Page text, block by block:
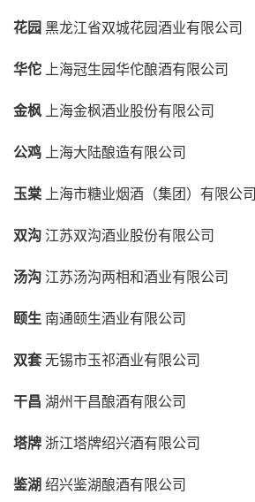
花园 黑龙江省双城花园酒业有限公司
华佗 上海冠生园华佗酿酒有限公司
金枫 上海金枫酒业股份有限公司
公鸡 上海大陆酿造有限公司
玉棠 上海市糖业烟酒（集团）有限公司
双沟 江苏双沟酒业股份有限公司
汤沟 江苏汤沟两相和酒业有限公司
颐生 南通颐生酒业有限公司
双套 无锡市玉祁酒业有限公司
干昌 湖州干昌酿酒有限公司
塔牌 浙江塔牌绍兴酒有限公司
鉴湖 绍兴鉴湖酿酒有限公司